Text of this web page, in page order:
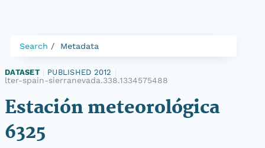
Search Metadata
DATASET PUBLISHED 2012
lter-spain-sierranevada.338.1334575488
Estación meteorológica
6325